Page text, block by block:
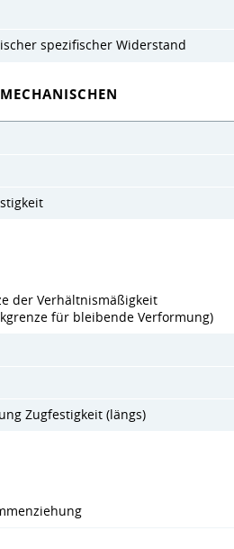
spezifischer Widerstand
der Verhältnismäßigkeit
für bleibende Verformung)
Zugfestigkeit (längs)